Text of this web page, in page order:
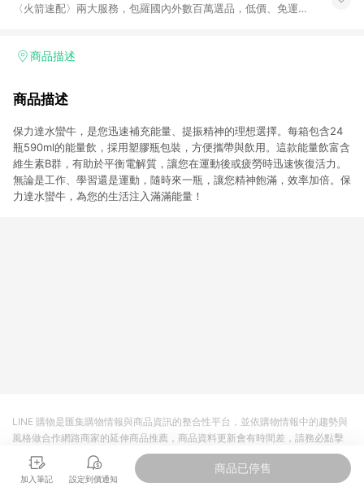
〈火箭速配〉兩大服務，包羅國內外數百萬選品，低價、免運，
加入WOW會員告別湊免運，火箭速配、火箭跨境優質選品不限金
商品描述
商品描述
保力達水蠻牛，是您迅速補充能量、提振精神的理想選擇。每箱包含24
瓶590ml的能量飲，採用塑膠瓶包裝，方便攜帶與飲用。這款能量飲富含
維生素B群，有助於平衡電解質，讓您在運動後或疲勞時迅速恢復活力。
無論是工作、學習還是運動，隨時來一瓶，讓您精神飽滿，效率加倍。保
力達水蠻牛，為您的生活注入滿滿能量！
加入筆記 設定到價通知
商品已停售
LINE 購物是匯集購物情報與商品資訊的整合性平台，並依購物情報中的趨勢與
風格做合作網路商家的延伸商品推薦，商品資料更新會有時間差，請務必點擊
商品至各合作網路商家，確認現售價與購物條件，一切資訊以合作廠商網頁為
準。